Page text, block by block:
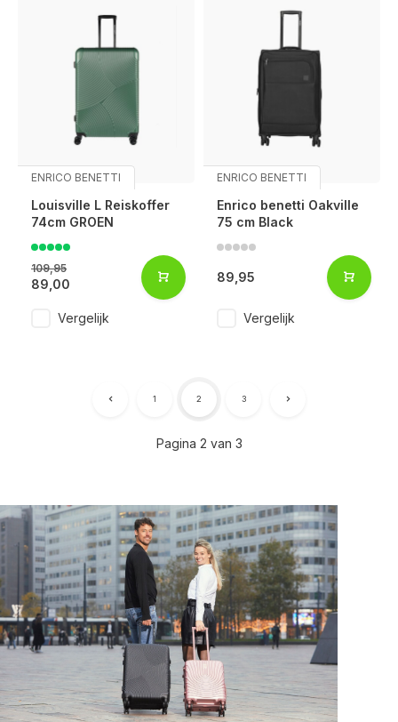
ENRICO BENETTI
Louisville L Reiskoffer
74cm GROEN
109,95
89,00
Vergelijk
ENRICO BENETTI
Enrico benetti Oakville
75 cm Black
89,95
Vergelijk
Pagina 2 van 3
1 2 3